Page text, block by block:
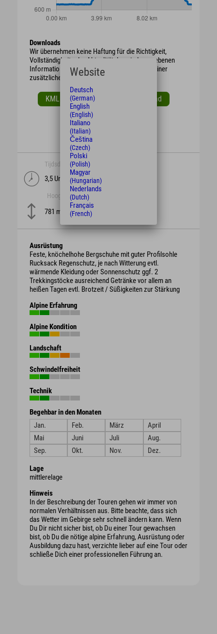
Downloads
Wir übernehmen keine Haftung für die Richtigkeit,
Vollständigkeit oder Aktualität der wiedergegebenen
Informationen. Wir empfehlen die Mitnahme einer
zusätzlichen Karte.
KML Download GPX Download
Tijdsduur
3,5 Uren
Hoogte
781 m
Ausrüstung
Feste, knöchelhohe Bergschuhe mit guter Profilsohle
Rucksack Regenschutz, je nach Witterung evtl.
wärmende Kleidung oder Sonnenschutz ggf. 2
Trekkingstöcke ausreichend Getränke vor allem an
heißen Tagen evtl. Brotzeit / Süßigkeiten zur Stärkung
Alpine Erfahrung
Alpine Kondition
Landschaft
Schwindelfreiheit
Technik
Begehbar in den Monaten
Jan.
Feb. März
April
Mai
Juni Juli
Aug.
Sep.
Okt. Nov. Dez.
Lage
mittlerelage
Hinweis
In der Beschreibung der Touren gehen wir immer von
normalen Verhältnissen aus. Bitte beachte, dass sich
das Wetter im Gebirge sehr schnell ändern kann. Wenn
Du Dir nicht sicher bist, ob Du einer Tour gewachsen
bist, ob Du die nötige alpine Erfahrung, Ausrüstung oder
Ausbildung dazu hast, verzichte lieber auf eine Tour oder
schließe Dich einer professionellen Führung an.
Website
Deutsch
(German)
English
(English)
Italiano
(Italian)
Čeština
(Czech)
Polski
(Polish)
Magyar
(Hungarian)
Nederlands
(Dutch)
Français
(French)